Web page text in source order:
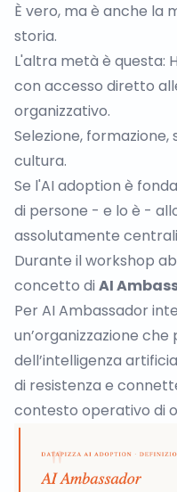
È vero, ma è anche la
storia.
L'altra metà è questa:
con accesso diretto
organizzativo.
Selezione,
cultura.
Se l'AI adoption è
di persone - e lo è -
assolutamente
Durante il workshop
concetto di AI
Per AI Ambassador
un’organizzazione che
dell’intelligenza
di resistenza e
contesto operativo di